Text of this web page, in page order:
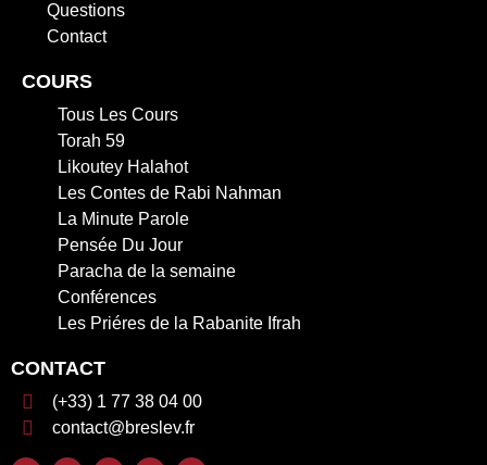
Questions
Contact
COURS
Tous Les Cours
Torah 59
Likoutey Halahot
Les Contes de Rabi Nahman
La Minute Parole
Pensée Du Jour
Paracha de la semaine
Conférences
Les Priéres de la Rabanite Ifrah
CONTACT
(+33) 1 77 38 04 00
contact@breslev.fr